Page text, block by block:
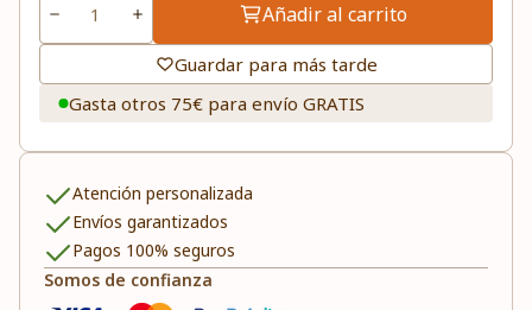
Añadir al carrito
Guardar para más tarde
Gasta otros 75€ para envío GRATIS
Atención personalizada
Envíos garantizados
Pagos 100% seguros
Somos de confianza